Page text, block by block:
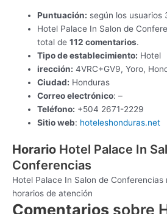
Puntuación: según los usuarios
Hotel Palace In Salon de
total de112 comentarios.
Tipo de establecimiento: Hotel
irección: 4VRC+GV9, Yoro,
Ciudad: Honduras
Correo electrónico: –
Teléfono: +504 2671-2229
Sitio web: hoteleshonduras.net
Horario Hotel Palace In
Conferencias
Hotel Palace In Salon de
horarios de atención
Comentarios sobre